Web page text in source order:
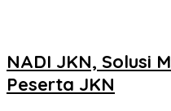
NADI JKN, Solusi
Peserta JKN